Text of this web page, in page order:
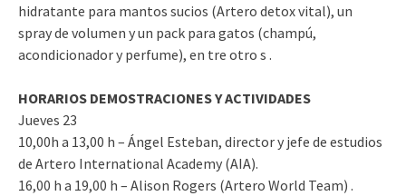
hidratante para mantos sucios (Artero detox vital), un
spray de volumen y un pack para gatos (champú,
acondicionador y perfume), en tre otro s .
HORARIOS DEMOSTRACIONES Y ACTIVIDADES
Jueves 23
10,00h a 13,00 h – Ángel Esteban, director y jefe de estudios
de Artero International Academy (AIA).
16,00 h a 19,00 h – Alison Rogers (Artero World Team) .